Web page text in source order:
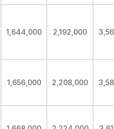
1,644,000 2,192,000
1,656,000 2,208,000